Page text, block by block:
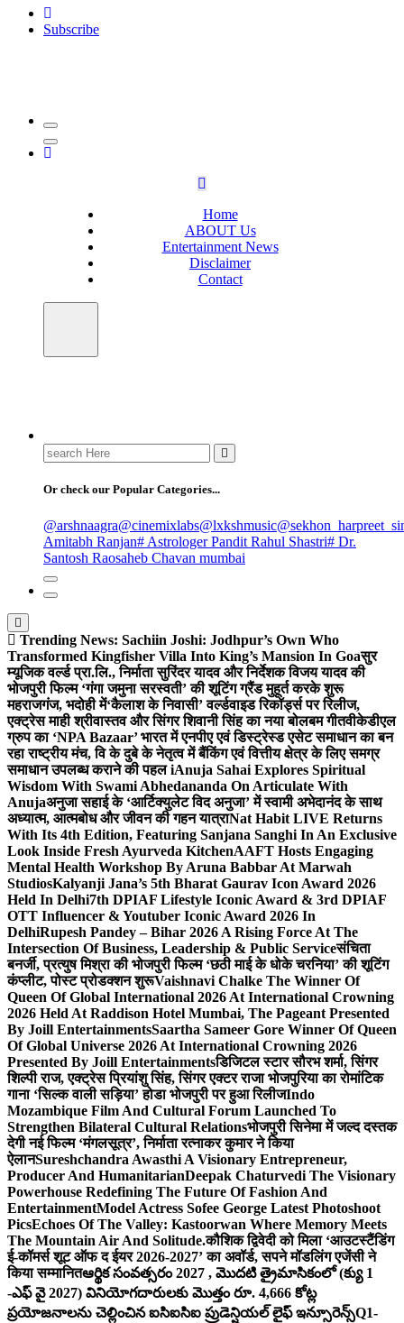
Subscribe
Home
ABOUT Us
Entertainment News
Disclaimer
Contact
Search
for:
Or check our Popular Categories...
@arshnaagra@cinemixlabs@lxkshmusic
Amitabh Ranjan# Astrologer Pandit Rahul Shastri# Dr.
Santosh Raosaheb Chavan mumbai
Trending News: Sachiin Joshi: Jodhpur’s Own Who
Transformed Kingfisher Villa Into King’s Mansion In Goaसुर
म्यूजिक वर्ल्ड प्रा.लि., निर्माता सुरिंदर यादव और निर्देशक विजय यादव की
भोजपुरी फिल्म ‘गंगा जमुना सरस्वती’ की शूटिंग ग्रैंड मुहूर्त करके शुरू
महराजगंज, भदोही में‘कैलाश के निवासी’ वर्ल्डवाइड रिकॉर्ड्स पर रिलीज,
एक्ट्रेस माही श्रीवास्तव और सिंगर शिवानी सिंह का नया बोलबम गीतवीकेडीएल
ग्रुप का ‘NPA Bazaar’ भारत में एनपीए एवं डिस्ट्रेस्ड एसेट समाधान का बन
रहा राष्ट्रीय मंच, वि के दुबे के नेतृत्व में बैंकिंग एवं वित्तीय क्षेत्र के लिए समग्र
समाधान उपलब्ध कराने की पहल iAnuja Sahai Explores Spiritual
Wisdom With Swami Abhedananda On Articulate With
Anujaअनुजा सहाई के ‘आर्टिक्युलेट विद अनुजा’ में स्वामी अभेदानंद के साथ
अध्यात्म, आत्मबोध और जीवन की गहन यात्राNat Habit LIVE Returns
With Its 4th Edition, Featuring Sanjana Sanghi In An Exclusive
Look Inside Fresh Ayurveda KitchenAAFT Hosts Engaging
Mental Health Workshop By Aruna Babbar At Marwah
StudiosKalyanji Jana’s 5th Bharat Gaurav Icon Award 2026
Held In Delhi7th DPIAF Lifestyle Iconic Award & 3rd DPIAF
OTT Influencer & Youtuber Iconic Award 2026 In
DelhiRupesh Pandey – Bihar 2026 A Rising Force At The
Intersection Of Business, Leadership & Public Serviceसंचिता
बनर्जी, प्रत्युष मिश्रा की भोजपुरी फिल्म ‘छठी माई के धोके चरनिया’ की शूटिंग
कंप्लीट, पोस्ट प्रोडक्शन शुरूVaishnavi Chalke The Winner Of
Queen Of Global International 2026 At International Crowning
2026 Held At Raddison Hotel Mumbai, The Pageant Presented
By Joill EntertainmentsSaartha Sameer Gore Winner Of Queen
Of Global Universe 2026 At International Crowning 2026
Presented By Joill Entertainmentsडिजिटल स्टार सौरभ शर्मा, सिंगर
शिल्पी राज, एक्ट्रेस प्रियांशु सिंह, सिंगर एक्टर राजा भोजपुरिया का रोमांटिक
गाना ‘सिल्क वाली सड़िया’ होडा भोजपुरी पर हुआ रिलीजIndo
Mozambique Film And Cultural Forum Launched To
Strengthen Bilateral Cultural Relationsभोजपुरी सिनेमा में जल्द दस्तक
देगी नई फिल्म ‘मंगलसूत्र’, निर्माता रत्नाकर कुमार ने किया
ऐलानSureshchandra Awasthi A Visionary Entrepreneur,
Producer And HumanitarianDeepak Chaturvedi The Visionary
Powerhouse Redefining The Future Of Fashion And
EntertainmentModel Actress Sofee George Latest Photoshoot
PicsEchoes Of The Valley: Kastoorwan Where Memory Meets
The Mountain Air And Solitude.कौशिक द्विवेदी को मिला ‘आउटस्टैंडिंग
ई-कॉमर्स शूट ऑफ द ईयर 2026-2027’ का अवॉर्ड, सपने मॉडलिंग एजेंसी ने
किया सम्मानितఆర్థిక సంవత్సరం 2027 , మొదటి త్రైమాసికంలో (క్యు 1
-ఎఫ్ వై 2027) వినియోగదారులకు మొత్తం రూ. 4,666 కోట్ల
ప్రయోజనాలను చెల్లించిన ఐసిఐసిఐ ప్రుడెన్షియల్ లైఫ్ ఇన్సూరెన్స్Q1-